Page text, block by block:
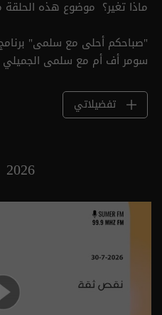
ماذا تغير؟ موضوع هذه
"صباحكم أحلى مع سلمى"
سومر أف أم مع سلمى الجميلي
تفضيلاتي
2026